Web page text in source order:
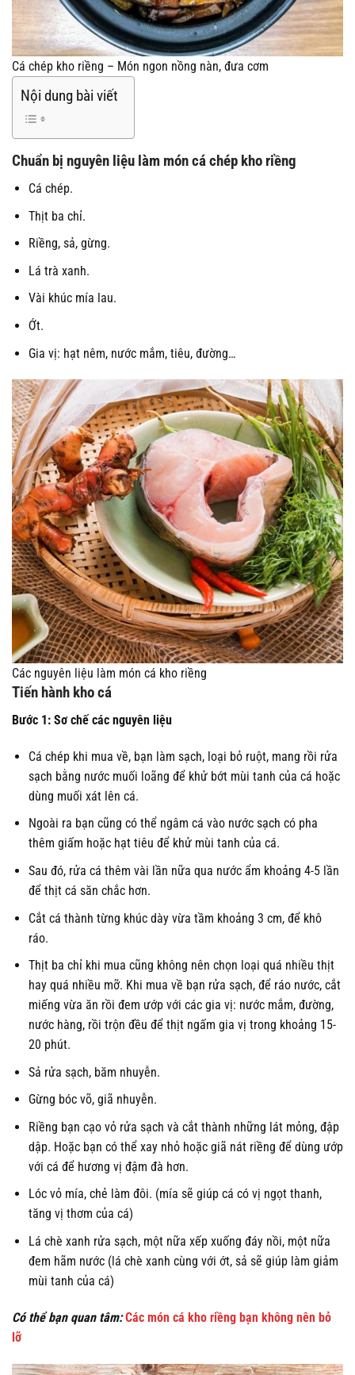
Cá chép kho riềng – Món ngon nồng nàn, đưa cơm
Nội dung bài viết
Chuẩn bị nguyên liệu làm món cá chép kho riềng
Cá chép.
Thịt ba chỉ.
Riềng, sả, gừng.
Lá trà xanh.
Vài khúc mía lau.
Ớt.
Gia vị: hạt nêm, nước mắm, tiêu, đường…
Các nguyên liệu làm món cá kho riềng
Tiến hành kho cá
Bước 1: Sơ chế các nguyên liệu
Cá chép khi mua về, bạn làm sạch, loại bỏ ruột, mang rồi rửa
sạch bằng nước muối loãng để khử bớt mùi tanh của cá hoặc
dùng muối xát lên cá.
Ngoài ra bạn cũng có thể ngâm cá vào nước sạch có pha
thêm giấm hoặc hạt tiêu để khử mùi tanh của cá.
Sau đó, rửa cá thêm vài lần nữa qua nước ẩm khoảng 4-5 lần
để thịt cá săn chắc hơn.
Cắt cá thành từng khúc dày vừa tầm khoảng 3 cm, để khô
ráo.
Thịt ba chỉ khi mua cũng không nên chọn loại quá nhiều thịt
hay quá nhiều mỡ. Khi mua về bạn rửa sạch, để ráo nước, cắt
miếng vừa ăn rồi đem ướp với các gia vị: nước mắm, đường,
nước hàng, rồi trộn đều để thịt ngấm gia vị trong khoảng 15-
20 phút.
Sả rửa sạch, băm nhuyễn.
Gừng bóc võ, giã nhuyễn.
Riềng bạn cạo vỏ rửa sạch và cắt thành những lát mỏng, đập
dập. Hoặc bạn có thể xay nhỏ hoặc giã nát riềng để dùng ướp
với cá để hương vị đậm đà hơn.
Lóc vỏ mía, chẻ làm đôi. (mía sẽ giúp cá có vị ngọt thanh,
tăng vị thơm của cá)
Lá chè xanh rửa sạch, một nữa xếp xuống đáy nồi, một nữa
đem hãm nước (lá chè xanh cùng với ớt, sả sẽ giúp làm giảm
mùi tanh của cá)
Có thể bạn quan tâm:Các món cá kho riềng bạn không nên bỏ
lỡ